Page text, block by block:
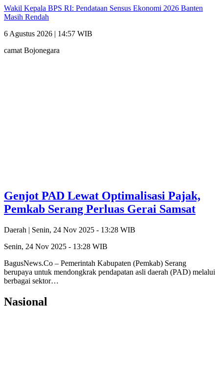
Wakil Kepala BPS RI: Pendataan Sensus Ekonomi 2026 Banten
Masih Rendah
6 Agustus 2026 | 14:57 WIB
camat Bojonegara
Genjot PAD Lewat Optimalisasi Pajak,
Pemkab Serang Perluas Gerai Samsat
Daerah | Senin, 24 Nov 2025 - 13:28 WIB
Senin, 24 Nov 2025 - 13:28 WIB
BagusNews.Co – Pemerintah Kabupaten (Pemkab) Serang
berupaya untuk mendongkrak pendapatan asli daerah (PAD) melalui
berbagai sektor…
Nasional